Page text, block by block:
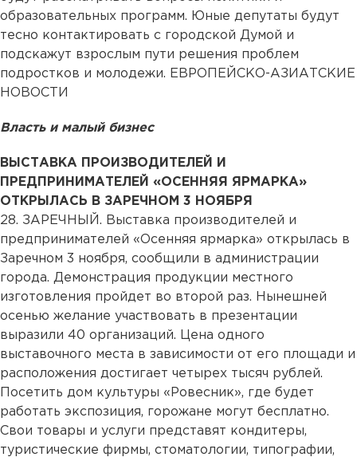
образовательных программ. Юные депутаты будут
тесно контактировать с городской Думой и
подскажут взрослым пути решения проблем
подростков и молодежи. ЕВРОПЕЙСКО-АЗИАТСКИЕ
НОВОСТИ
Власть и малый бизнес
ВЫСТАВКА ПРОИЗВОДИТЕЛЕЙ И
ПРЕДПРИНИМАТЕЛЕЙ «ОСЕННЯЯ ЯРМАРКА»
ОТКРЫЛАСЬ В ЗАРЕЧНОМ 3 НОЯБРЯ
28. ЗА РЕЧНЫЙ. Выставка производителей и
предпринимателей «Осенняя ярмарка» открылась в
Заречном 3 ноября, сообщили в администрации
города. Демонстрация продукции местного
изготовления пройдет во второй раз. Нынешней
осенью желание участвовать в презентации
выразили 40 организаций. Цена одного
выставочного места в зависимости от его площади и
расположения достигает четырех тысяч рублей.
Посетить дом культуры «Ровесник», где будет
работать экспозиция, горожане могут бесплатно.
Свои товары и услуги представят кондитеры,
туристические фирмы, стоматологии, типографии,